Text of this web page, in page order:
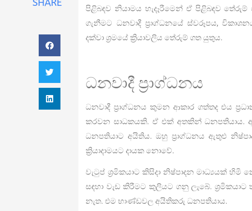
SHARE
පිළිබඳව නියාමය හැදෑරීමෙන් ඒ පිළිබඳව
ගැනීමට ධනවාදී ප්‍රාග්ධනයේ ස්වරූපය,
දක්වා ශ්‍රමයේ ක්‍රියාවලිය තේරුම් ගත යුතුය.
ධනවාදී ප්‍රාග්ධනය
ධනවාදී ප්‍රාග්ධනය කුමන ආකාර ගත්තද එය
කරවන සාධකයකි. ඒ එක් අතකින් ධනපතියාය.
ධනපතියාට අයිතිය. ඔහු ප්‍රාග්ධනය ඇතුළු
ක්‍රියාදාමයට දායක නොවේ.
වැටුප් ශ්‍රමිකයාට කිසිදා නිෂ්පාදන මාධ්‍යයක්
සඳහා වැඩ කිරීමට කුලියට ගනු ලැබේ.
නැත. එම භාණ්ඩවල අයිතිකරු ධනපතියාය.